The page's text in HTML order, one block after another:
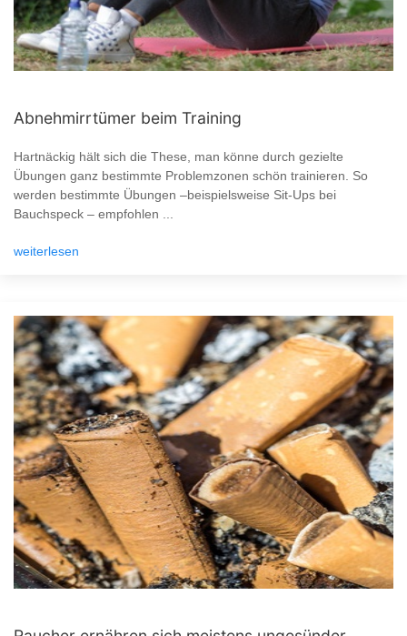
Abnehmirrtümer beim Training
Hartnäckig hält sich die These, man könne durch gezielte
Übungen ganz bestimmte Problemzonen schön trainieren. So
werden bestimmte Übungen –beispielsweise Sit-Ups bei
Bauchspeck – empfohlen ...
weiterlesen